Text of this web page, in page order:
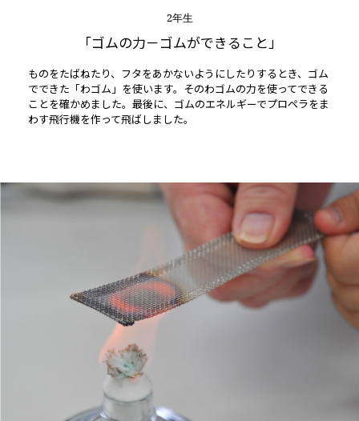
2年生
「ゴムの力－ゴムができること」
ものをたばねたり、フタをあかないようにしたりするとき、ゴム
でできた「わゴム」を使います。そのわゴムの力を使ってできる
ことを確かめました。最後に、ゴムのエネルギーでプロペラをま
わす飛行機を作って飛ばしました。